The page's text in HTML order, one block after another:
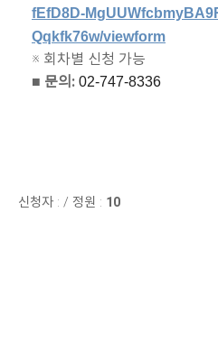
fEfD8D-
Qqkfk76w/viewform
※ 회차별 신청 가능
■ 문의: 02-747-8336
신청자 : / 정원 : 10